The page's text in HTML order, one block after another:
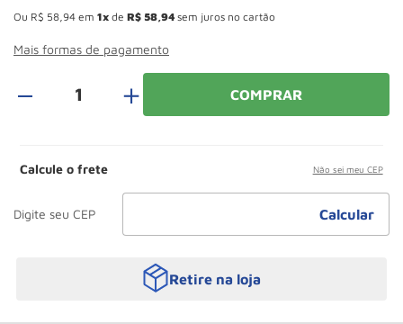
Ou R$ 58 94 em 1 de R$ 58 94 sem juros no cartão
Mais formas de pagamento
＋ COMPRAR
Calcule o frete Não sei meu CEP
Retire na loja
10º Roda